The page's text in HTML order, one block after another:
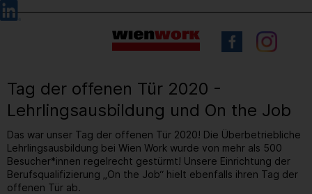
Barrierefreie
Bedienung
Sprachauswahl
Tag der offenen Tür 2020 -
Lehrlingsausbildung und On the Job
Das war unser Tag der offenen Tür 2020! Die Überbetriebliche
Lehrlingsausbildung bei Wien Work wurde von mehr als 500
Besucher*innen regelrecht gestürmt! Unsere Einrichtung der
Berufsqualifizierung „On the Job“ hielt ebenfalls ihren Tag der
offenen Tür ab.